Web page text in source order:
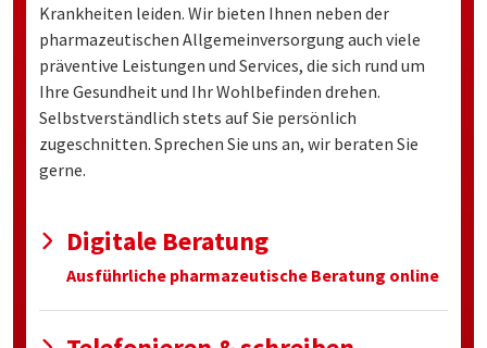
Krankheiten leiden. Wir bieten Ihnen neben der
pharmazeutischen Allgemeinversorgung auch viele
präventive Leistungen und Services, die sich rund um
Ihre Gesundheit und Ihr Wohlbefinden drehen.
Selbstverständlich stets auf Sie persönlich
zugeschnitten. Sprechen Sie uns an, wir beraten Sie
gerne.
Digitale Beratung
Ausführliche pharmazeutische Beratung online